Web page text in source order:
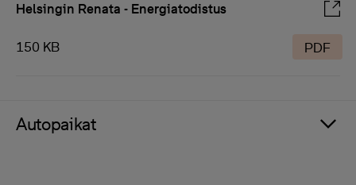
Helsingin Renata - Energiatodistus
150 KB PDF
Autopaikat